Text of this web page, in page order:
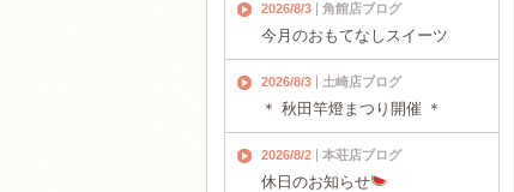
2026/8/3 角館店ブログ
今月のおもてなしスイーツ
2026/8/3 土崎店ブログ
＊ 秋田竿燈まつり開催 ＊
2026/8/2 本荘店ブログ
休日のお知らせ